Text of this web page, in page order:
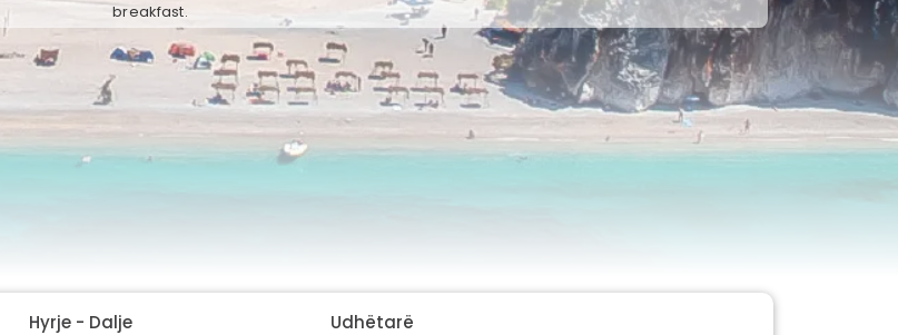
breakfast.
Hyrje - Dalje
Udhëtarë